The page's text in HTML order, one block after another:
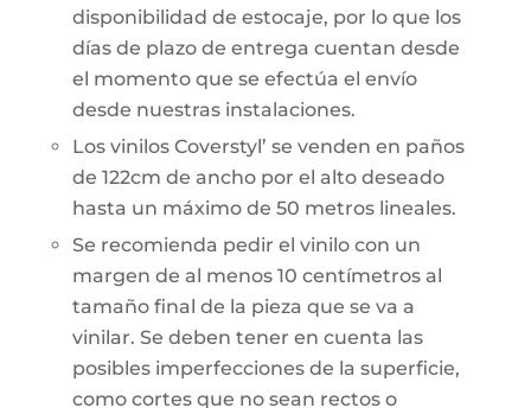
disponibilidad de estocaje, por lo que los
días de plazo de entrega cuentan desde
el momento que se efectúa el envío
desde nuestras instalaciones.
Los vinilos Coverstyl’ se venden en paños
de 122cm de ancho por el alto deseado
hasta un máximo de 50 metros lineales.
Se recomienda pedir el vinilo con un
margen de al menos 10 centímetros al
tamaño final de la pieza que se va a
vinilar. Se deben tener en cuenta las
posibles imperfecciones de la superficie,
como cortes que no sean rectos o